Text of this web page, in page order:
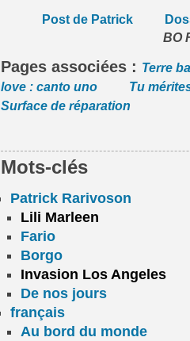
Post de Patrick
BO
Pages associées : Terre
love : canto uno
Tu
Surface de réparation
Mots-clés
Patrick Rarivoson
Lili Marleen
Fario
Borgo
Invasion Los Angeles
De nos jours
français
Au bord du monde